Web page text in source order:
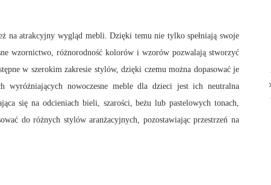
na atrakcyjny wygląd mebli. Dzięki temu nie tylko spełniają swoje
wzornictwo, różnorodność kolorów i wzorów pozwalają stworzyć
w szerokim zakresie stylów, dzięki czemu można dopasować je
wyróżniających nowoczesne meble dla dzieci jest ich neutralna
się na odcieniach bieli, szarości, beżu lub pastelowych tonach,
do różnych stylów aranżacyjnych, pozostawiając przestrzeń na